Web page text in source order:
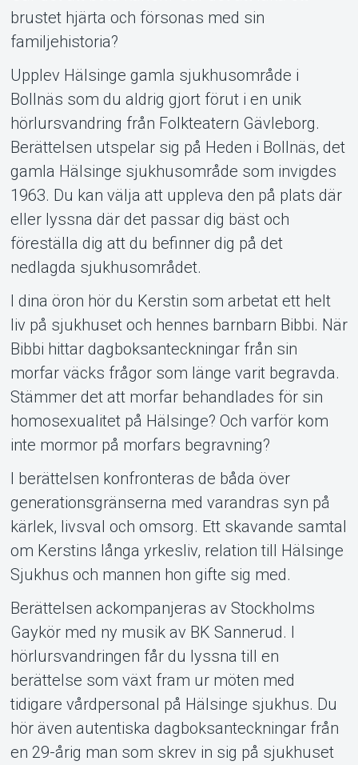
Om Tickster
brustet hjärta och försonas med sin
familjehistoria?
Upplev Hälsinge gamla sjukhusområde i
Bollnäs som du aldrig gjort förut i en unik
hörlursvandring från Folkteatern Gävleborg.
Berättelsen utspelar sig på Heden i Bollnäs, det
gamla Hälsinge sjukhusområde som invigdes
1963. Du kan välja att uppleva den på plats där
eller lyssna där det passar dig bäst och
föreställa dig att du befinner dig på det
nedlagda sjukhusområdet.
I dina öron hör du Kerstin som arbetat ett helt
liv på sjukhuset och hennes barnbarn Bibbi. När
Bibbi hittar dagboksanteckningar från sin
morfar väcks frågor som länge varit begravda.
Stämmer det att morfar behandlades för sin
homosexualitet på Hälsinge? Och varför kom
inte mormor på morfars begravning?
I berättelsen konfronteras de båda över
generationsgränserna med varandras syn på
kärlek, livsval och omsorg. Ett skavande samtal
om Kerstins långa yrkesliv, relation till Hälsinge
Sjukhus och mannen hon gifte sig med.
Berättelsen ackompanjeras av Stockholms
Gaykör med ny musik av BK Sannerud. I
hörlursvandringen får du lyssna till en
berättelse som växt fram ur möten med
tidigare vårdpersonal på Hälsinge sjukhus. Du
hör även autentiska dagboksanteckningar från
en 29-årig man som skrev in sig på sjukhuset